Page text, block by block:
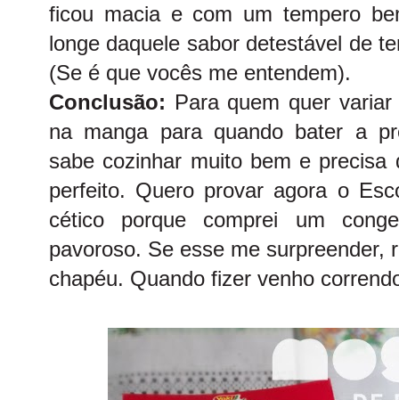
ficou macia e com um tempero
longe daquele sabor detestável de
(Se é que vocês me entendem).
Conclusão: Para quem quer
na manga para quando bater a
sabe cozinhar muito bem e
perfeito. Quero provar agora o
cético porque comprei um
pavoroso. Se esse me surpreender,
chapéu. Quando fizer venho